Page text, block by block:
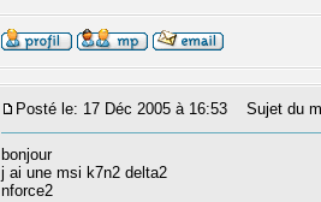
Posté le: 17 Déc 2005 à 16:53 Sujet du
bonjour
j ai une msi k7n2 delta2
nforce2